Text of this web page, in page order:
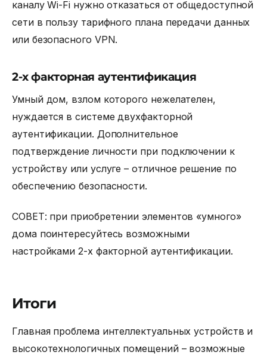
каналу Wi-Fi нужно отказаться от общедоступной
сети в пользу тарифного плана передачи данных
или безопасного VPN.
2-х факторная аутентификация
Умный дом, взломкоторого нежелателен,
нуждается в системе двухфакторной
аутентификации. Дополнительное
подтверждение личности при подключении к
устройству или услуге – отличное решение по
обеспечению безопасности.
СОВЕТ: при приобретении элементов «умного»
дома поинтересуйтесь возможными
настройками 2-х факторной аутентификации.
Итоги
Главная проблема интеллектуальных устройств и
высокотехнологичных помещений – возможные